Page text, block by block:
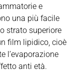
e
una più facile
strato superiore
film lipidico, cioè
l’evaporazione
anti età.